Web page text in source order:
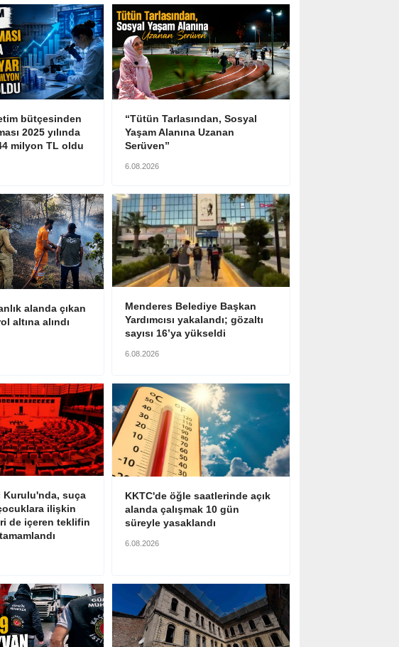
bütçesinden
2025 yılında
milyon TL oldu
“Tütün Tarlasından, Sosyal
Yaşam Alanına Uzanan
Serüven”
6.08.2026
alanda çıkan
altına alındı
Menderes Belediye Başkan
Yardımcısı yakalandı; gözaltı
sayısı 16’ya yükseldi
6.08.2026
Kurulu'nda, suça
ilişkin
de içeren teklifin
KKTC'de öğle saatlerinde açık
alanda çalışmak 10 gün
süreyle yasaklandı
6.08.2026